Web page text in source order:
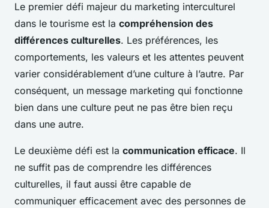
Le premier défi majeur du marketing interculturel
dans le tourisme est la compréhension des
différences culturelles. Les préférences, les
comportements, les valeurs et les attentes peuvent
varier considérablement d’une culture à l’autre. Par
conséquent, un message marketing qui fonctionne
bien dans une culture peut ne pas être bien reçu
dans une autre.
Le deuxième défi est la communication efficace. Il
ne suffit pas de comprendre les différences
culturelles, il faut aussi être capable de
communiquer efficacement avec des personnes de